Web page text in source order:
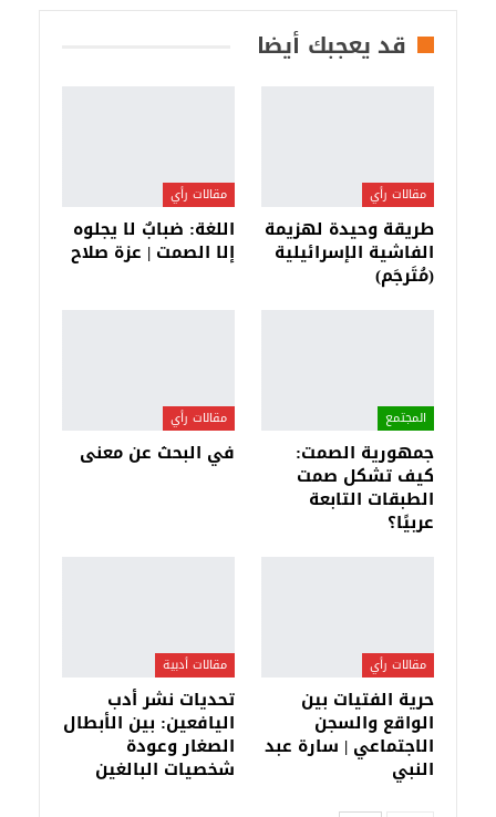
قد يعجبك أيضا
مقالات رأي
طريقة وحيدة لهزيمة
الفاشية الإسرائيلية
(مُتَرجَم)
مقالات رأي
اللغة: ضبابٌ لا يجلوه
إلا الصمت | عزة صلاح
المجتمع
جمهورية الصمت:
كيف تشكل صمت
الطبقات التابعة
عربيًا؟
مقالات رأي
في البحث عن معنى
مقالات رأي
حرية الفتيات بين
الواقع والسجن
الاجتماعي | سارة عبد
النبي
مقالات أدبية
تحديات نشر أدب
اليافعين: بين الأبطال
الصغار وعودة
شخصيات البالغين